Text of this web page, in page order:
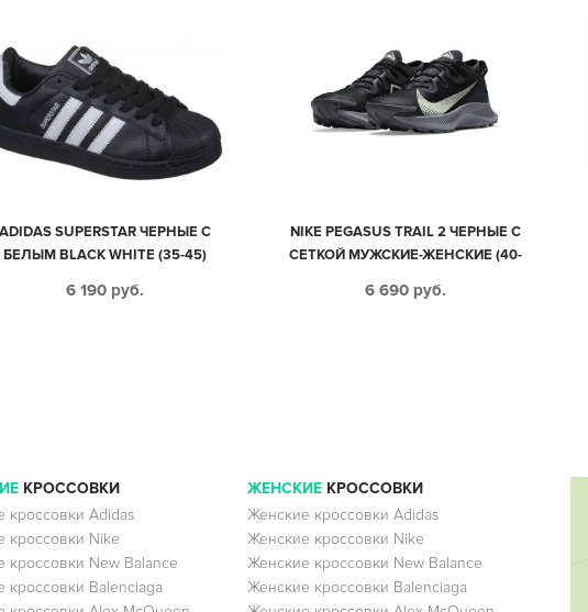
SUPERSTAR ЧЕРНЫЕ С
БЕЛЫМ BLACK WHITE (35-45)
6 190 руб.
NIKE PEGASUS TRAIL 2 ЧЕРНЫЕ С
СЕТКОЙ МУЖСКИЕ-ЖЕНСКИЕ (40-
6 690 руб.
КРОССОВКИ
кроссовки Adidas
кроссовки Nike
кроссовки New Balance
кроссовки Balenciaga
ЖЕНСКИЕКРОССОВКИ
Женские кроссовки Adidas
Женские кроссовки Nike
Женские кроссовки New Balance
Женские кроссовки Balenciaga